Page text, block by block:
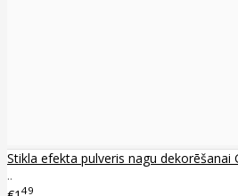
Stikla efekta pulveris nagu dekorēšanai
..
49